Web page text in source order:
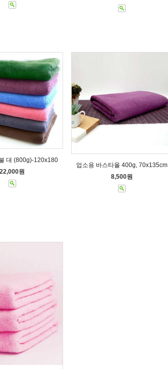
대 (800g)-120x180
22,000원
업소용 바스타올 400g, 70x135cm
8,500원